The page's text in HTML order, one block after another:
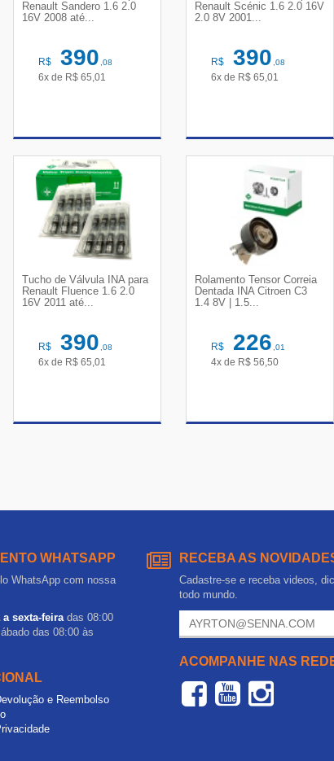
Renault Sandero 1.6 2.0
16V 2008 até...
R$ 390,08
6x de R$ 65,01
Renault Scénic 1.6 2.0 16V
2.0 8V 2001...
R$ 390,08
6x de R$ 65,01
Tucho de Válvula INA para
Renault Fluence 1.6 2.0
16V 2011 até...
R$ 390,08
6x de R$ 65,01
Rolamento Tensor Correia
Dentada INA Citroen C3
1.4 8V | 1.5...
R$ 226,01
4x de R$ 56,50
WHATSAPP
WhatsApp com nossa
a sexta-feiradas 08:00
das 08:00 às
e Reembolso
RECEBA AS
Cadastre-se e receba videos,
todo mundo.
ACOMPANHE NAS